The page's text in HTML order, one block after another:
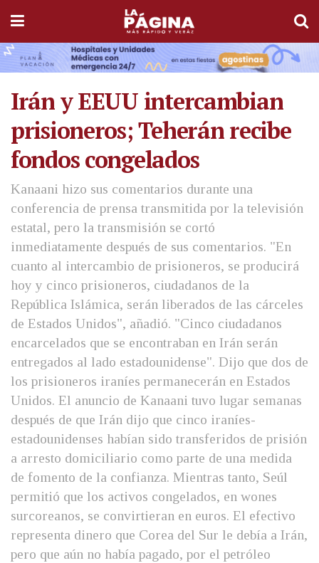
Irán y EEUU intercambian
prisioneros; Teherán recibe
fondos congelados
Kanaani hizo sus comentarios durante una
conferencia de prensa transmitida por la televisión
estatal, pero la transmisión se cortó
inmediatamente después de sus comentarios. "En
cuanto al intercambio de prisioneros, se producirá
hoy y cinco prisioneros, ciudadanos de la
República Islámica, serán liberados de las cárceles
de Estados Unidos", añadió. "Cinco ciudadanos
encarcelados que se encontraban en Irán serán
entregados al lado estadounidense". Dijo que dos de
los prisioneros iraníes permanecerán en Estados
Unidos. El anuncio de Kanaani tuvo lugar semanas
después de que Irán dijo que cinco iraníes-
estadounidenses habían sido transferidos de prisión
a arresto domiciliario como parte de una medida
de fomento de la confianza. Mientras tanto, Seúl
permitió que los activos congelados, en wones
surcoreanos, se convirtieran en euros. El efectivo
representa dinero que Corea del Sur le debía a Irán,
pero que aún no había pagado, por el petróleo